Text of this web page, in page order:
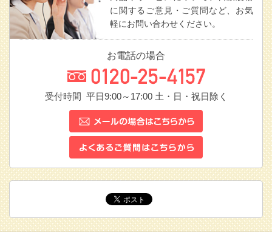
に関するご意見・ご質問など、お気
軽にお問い合わせください。
お電話の場合
受付時間 平日9:00～17:00土・日・祝日除く